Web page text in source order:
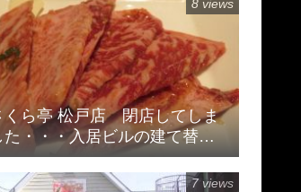
くら亭 松戸店 閉店してしま
た・・・入居ビルの建て替え
8 views
7 views